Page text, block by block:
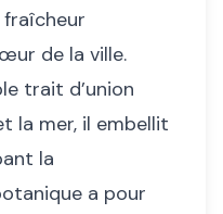
de la ville.
trait d’union
la mer, il embellit
la
a pour